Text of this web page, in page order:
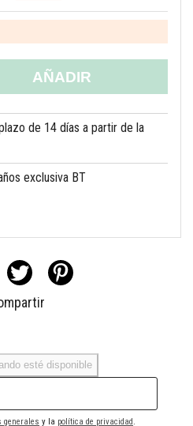
AÑADIR
de 14 días a partir de la
exclusiva BT
esté disponible
generales y la política de privacidad .